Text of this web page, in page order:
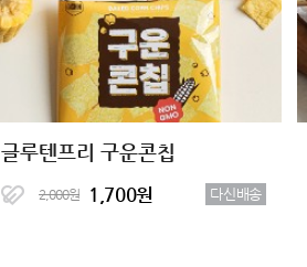
글루텐프리 구운콘칩
2,000원 1,700원 다신배송